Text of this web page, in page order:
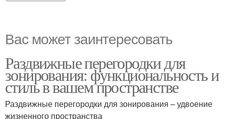
Вас может заинтересовать
Раздвижные перегородки для
зонирования: функциональность и
стиль в вашем пространстве
Раздвижные перегородки для зонирования – удвоение
жизненного пространства